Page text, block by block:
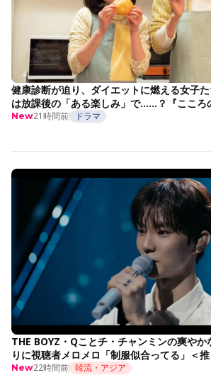
健康診断が迫り、ダイエットに燃える女子
は放課後の「ある楽しみ」で……？『こころ
New21時間前 ドラマ
THE BOYZ・Qことチ・チャンミンの爽やか
りに視聴者メロメロ「制服似合ってる」＜
New22時間前 韓流・アジア